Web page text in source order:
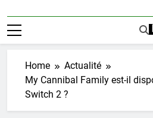
Home
Actualité
My Cannibal Family est-il
Switch 2 ?